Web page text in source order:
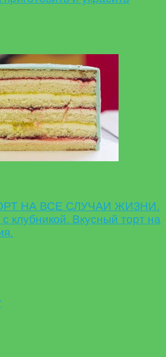
НА ВСЕ СЛУЧАИ ЖИЗНИ.
клубникой. Вкусный торт на